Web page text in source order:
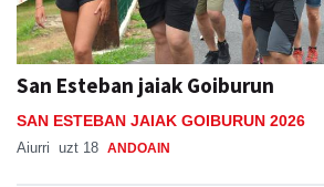
San Esteban jaiak Goiburun
ANDOAIN